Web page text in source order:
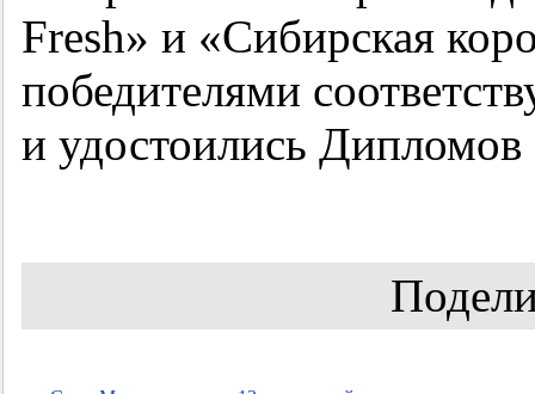
Fresh» и «Сибирская
победителями
и удостоились Дипломов